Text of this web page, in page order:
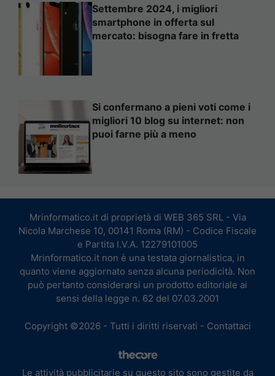
Settembre 2024, i migliori
smartphone in offerta sul
mercato: bisogna fare in fretta
Si confermano a pieni voti come i
migliori 10 blog su internet: non
puoi farne più a meno
Mrinformatico.it di proprietà di WEB 365 SRL - Via
Nicola Marchese 10, 00141 Roma (RM) - Codice Fiscale
e Partita I.V.A. 12279101005
Mrinformatico.it non è una testata giornalistica, in
quanto viene aggiornato senza alcuna periodicità. Non
può pertanto considerarsi un prodotto editoriale ai
sensi della legge n. 62 del 07.03.2001
Copyright ©2026 - Tutti i diritti riservati - Contattaci
Le attività pubblicitarie su questo sito sono gestite da